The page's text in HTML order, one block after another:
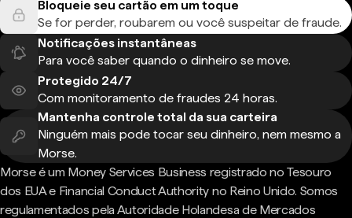
Bloqueie seu cartão em um toque
Se for perder, roubarem ou você suspeitar de fraude.
Notificações instantâneas
Para você saber quando o dinheiro se move.
Protegido 24/7
Com monitoramento de fraudes 24 horas.
Mantenha controle total da sua carteira
Ninguém mais pode tocar seu dinheiro, nem mesmo a
Morse.
Morse é um Money Services Business registrado no Tesouro
dos EUA e Financial Conduct Authority no Reino Unido. Somos
regulamentados pela Autoridade Holandesa de Mercados